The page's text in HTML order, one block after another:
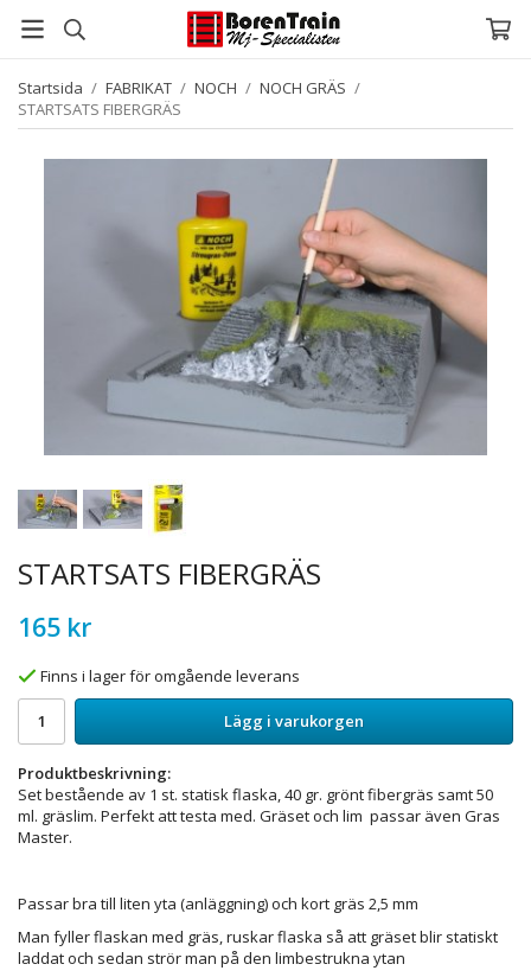
Startsida / FABRIKAT / NOCH / NOCH GRÄS /
STARTSATS FIBERGRÄS
STARTSATS FIBERGRÄS
165 kr
Finns i lager för omgående leverans
Lägg i varukorgen
Produktbeskrivning:
Set bestående av 1 st. statisk flaska, 40 gr. grönt fibergräs samt 50
ml. gräslim. Perfekt att testa med. Gräset och lim passar även Gras
Master.
Passar bra till liten yta (anläggning) och kort gräs 2,5 mm
Man fyller flaskan med gräs, ruskar flaska så att gräset blir statiskt
laddat och sedan strör man på den limbestrukna ytan